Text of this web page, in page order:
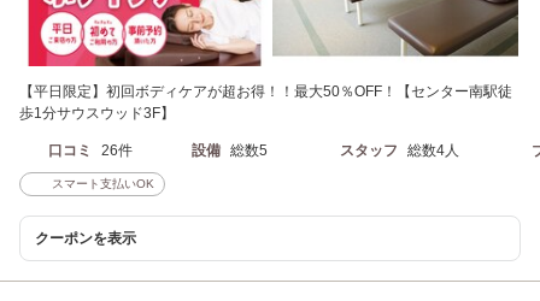
【平日限定】初回ボディケアが超お得！！最大50％OFF！【センター南駅徒
歩1分サウスウッド3F】
口コミ 26件 設備 総数5 スタッフ 総数4人
スマート支払いOK
クーポンを表示